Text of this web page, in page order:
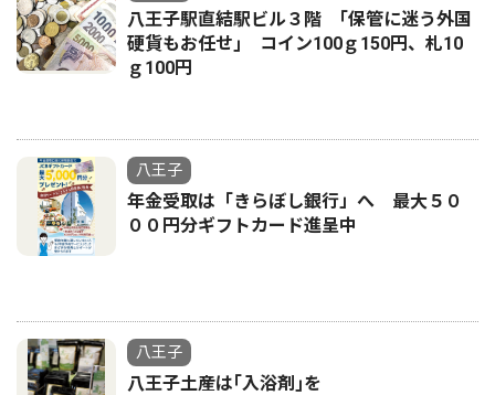
八王子駅直結駅ビル３階 ｢保管に迷う外国
硬貨もお任せ｣ コイン100ｇ150円、札10
ｇ100円
八王子
年金受取は「きらぼし銀行」へ 最大５０
００円分ギフトカード進呈中
八王子
八王子土産は｢入浴剤｣を